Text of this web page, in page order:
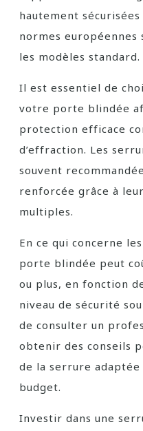
hautement
normes européennes
les modèles standard.
Il est essentiel de
votre porte blindée
protection efficace
d’effraction. Les
souvent
renforcée grâce à
multiples.
En ce qui concerne
porte blindée peut
ou plus, en fonction
niveau de sécurité
de consulter un
obtenir des conseils
de la serrure
budget.
Investir dans une